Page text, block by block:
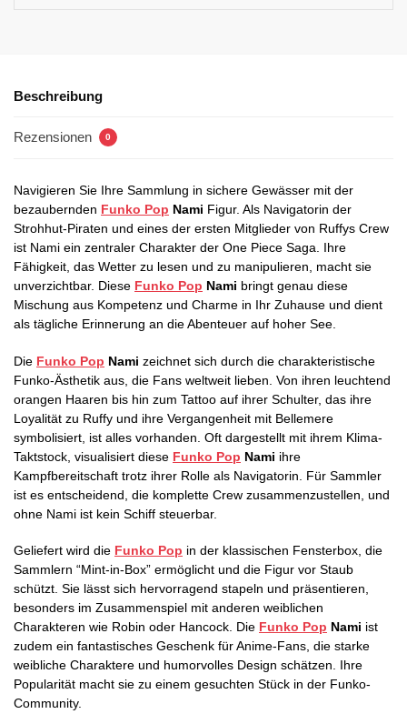
Beschreibung
Rezensionen 0
Navigieren Sie Ihre Sammlung in sichere Gewässer mit der
bezaubernden Funko Pop Nami Figur. Als Navigatorin der
Strohhut-Piraten und eines der ersten Mitglieder von Ruffys Crew
ist Nami ein zentraler Charakter der One Piece Saga. Ihre
Fähigkeit, das Wetter zu lesen und zu manipulieren, macht sie
unverzichtbar. Diese Funko Pop Nami bringt genau diese
Mischung aus Kompetenz und Charme in Ihr Zuhause und dient
als tägliche Erinnerung an die Abenteuer auf hoher See.
Die Funko Pop Nami zeichnet sich durch die charakteristische
Funko-Ästhetik aus, die Fans weltweit lieben. Von ihren leuchtend
orangen Haaren bis hin zum Tattoo auf ihrer Schulter, das ihre
Loyalität zu Ruffy und ihre Vergangenheit mit Bellemere
symbolisiert, ist alles vorhanden. Oft dargestellt mit ihrem Klima-
Taktstock, visualisiert diese Funko Pop Nami ihre
Kampfbereitschaft trotz ihrer Rolle als Navigatorin. Für Sammler
ist es entscheidend, die komplette Crew zusammenzustellen, und
ohne Nami ist kein Schiff steuerbar.
Geliefert wird die Funko Pop in der klassischen Fensterbox, die
Sammlern “Mint-in-Box” ermöglicht und die Figur vor Staub
schützt. Sie lässt sich hervorragend stapeln und präsentieren,
besonders im Zusammenspiel mit anderen weiblichen
Charakteren wie Robin oder Hancock. Die Funko Pop Nami ist
zudem ein fantastisches Geschenk für Anime-Fans, die starke
weibliche Charaktere und humorvolles Design schätzen. Ihre
Popularität macht sie zu einem gesuchten Stück in der Funko-
Community.